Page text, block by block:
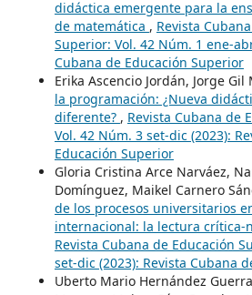
didáctica emergente para la
de matemática , Revista
Superior: Vol. 42 Núm. 1 ene-
Cubana de Educación Superior
Erika Ascencio Jordán, Jorge Gil
la programación: ¿Nueva
diferente? , Revista Cubana de
Vol. 42 Núm. 3 set-dic (2023):
Educación Superior
Gloria Cristina Arce Narváez,
Domínguez, Maikel Carnero
de los procesos universitarios
internacional: la lectura crítica-
Revista Cubana de Educación
set-dic (2023): Revista Cubana
Uberto Mario Hernández